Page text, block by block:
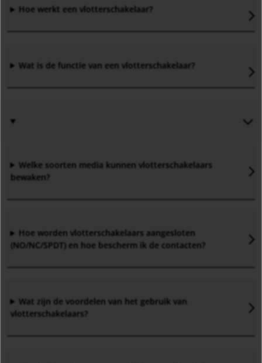
Hoe werkt een vlotterschakelaar ?
Wat is de functie van een vlotterschakelaar?
Welke soorten media kunnen vlotterschakelaars
bewaken?
Hoe worden vlotterschakelaars aangesloten
(NO/NC/SPDT) en hoe bescherm ik de contacten ?
Wat zijn de voordelen van het gebruik van
vlotterschakelaars?